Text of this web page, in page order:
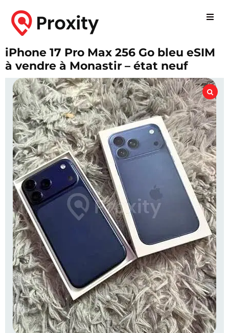
iPhone 17 Pro Max 256 Go bleu eSIM
à vendre à Monastir – état neuf